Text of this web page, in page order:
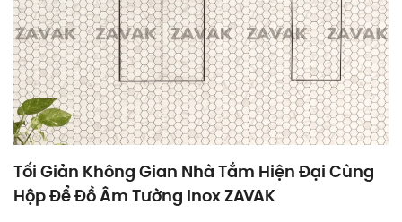
Tối Giản Không Gian Nhà Tắm Hiện Đại Cùng
Hộp Để Đồ Âm Tường Inox ZAVAK